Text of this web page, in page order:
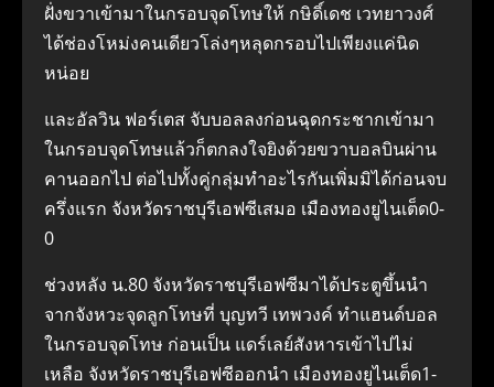
ฝั่งขวาเข้ามาในกรอบจุดโทษให้ กษิดิ์เดช เวทยาวงศ์
ได้ช่องโหม่งคนเดียวโล่งๆหลุดกรอบไปเพียงแค่นิด
หน่อย
และอัลวิน ฟอร์เตส จับบอลลงก่อนฉุดกระชากเข้ามา
ในกรอบจุดโทษแล้วก็ตกลงใจยิงด้วยขวาบอลบินผ่าน
คานออกไป ต่อไปทั้งคู่กลุ่มทำอะไรกันเพิ่มมิได้ก่อนจบ
ครึ่งแรก จังหวัดราชบุรีเอฟซีเสมอ เมืองทองยูไนเต็ด0-
0
ช่วงหลัง น.80 จังหวัดราชบุรีเอฟซีมาได้ประตูขึ้นนำ
จากจังหวะจุดลูกโทษที่ บุญทวี เทพวงค์ ทำแฮนด์บอล
ในกรอบจุดโทษ ก่อนเป็น แดร์เลย์สังหารเข้าไปไม่
เหลือ จังหวัดราชบุรีเอฟซีออกนำ เมืองทองยูไนเต็ด1-